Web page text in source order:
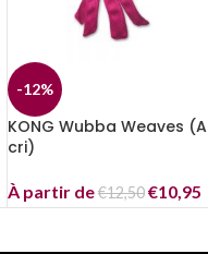
-12%
KONG Wubba Weaves (A
cri)
À partir de€12,50€10,95